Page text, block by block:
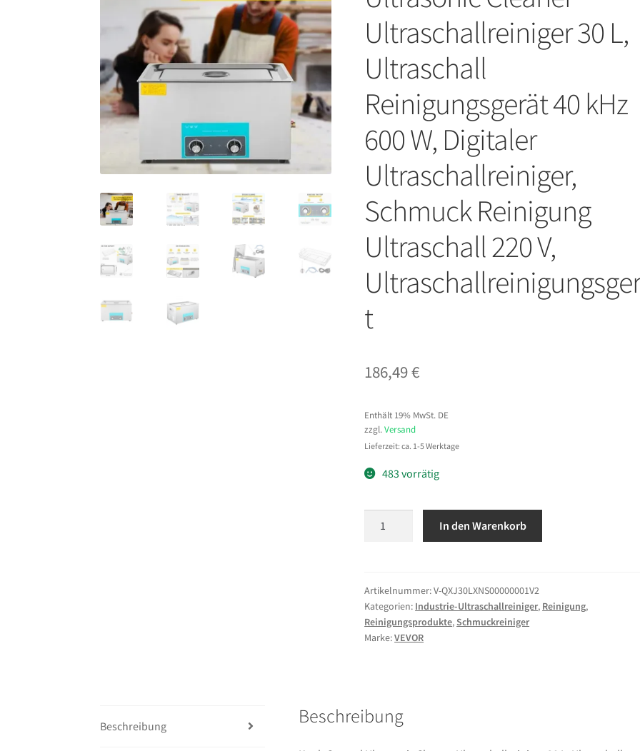
Ultraschallreiniger 30 L,
Ultraschall
Reinigungsgerät 40 kHz
600 W, Digitaler
Ultraschallreiniger,
Schmuck Reinigung
Ultraschall 220 V,
t
186,49€
Enthält 19% MwSt. DE
zzgl.Versand
Lieferzeit: ca. 1-5 Werktage
483 vorrätig
Cleaner
Ultraschallreiniger
30
L,
kHz
In den Warenkorb
Artikelnummer:V-QXJ30LXNS00000001V2
Kategorien: Industrie-Ultraschallreiniger, Reinigung,
Reinigungsprodukte,Schmuckreiniger
Marke:VEVOR
Beschreibung Beschreibung